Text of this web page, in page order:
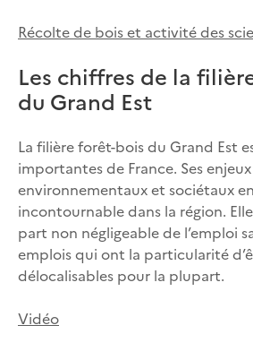
Récolte de bois et activité des
Les chiffres de la
du Grand Est
La filière forêt-bois du Grand Est
importantes de France. Ses
environnementaux et sociétaux
incontournable dans la région.
part non négligeable de l’emploi
emplois qui ont la particularité
délocalisables pour la plupart.
Vidéo